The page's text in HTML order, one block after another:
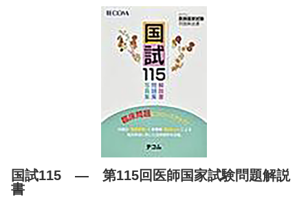
国試115 ― 第115回医師国家試験問題解説
書